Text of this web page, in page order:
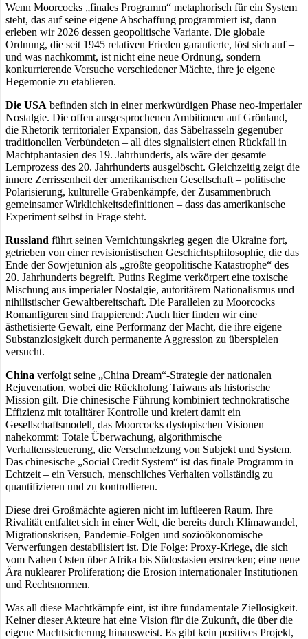
Wenn Moorcocks „finales Programm“ metaphorisch für ein System
steht, das auf seine eigene Abschaffung programmiert ist, dann
erleben wir 2026 dessen geopolitische Variante. Die globale
Ordnung, die seit 1945 relativen Frieden garantierte, löst sich auf –
und was nachkommt, ist nicht eine neue Ordnung, sondern
konkurrierende Versuche verschiedener Mächte, ihre je eigene
Hegemonie zu etablieren.
Die USA befinden sich in einer merkwürdigen Phase neo-imperialer
Nostalgie. Die offen ausgesprochenen Ambitionen auf Grönland,
die Rhetorik territorialer Expansion, das Säbelrasseln gegenüber
traditionellen Verbündeten – all dies signalisiert einen Rückfall in
Machtphantasien des 19. Jahrhunderts, als wäre der gesamte
Lernprozess des 20. Jahrhunderts ausgelöscht. Gleichzeitig zeigt die
innere Zerrissenheit der amerikanischen Gesellschaft – politische
Polarisierung, kulturelle Grabenkämpfe, der Zusammenbruch
gemeinsamer Wirklichkeitsdefinitionen – dass das amerikanische
Experiment selbst in Frage steht.
Russland führt seinen Vernichtungskrieg gegen die Ukraine fort,
getrieben von einer revisionistischen Geschichtsphilosophie, die das
Ende der Sowjetunion als „größte geopolitische Katastrophe“ des
20. Jahrhunderts begreift. Putins Regime verkörpert eine toxische
Mischung aus imperialer Nostalgie, autoritärem Nationalismus und
nihilistischer Gewaltbereitschaft. Die Parallelen zu Moorcocks
Romanfiguren sind frappierend: Auch hier finden wir eine
ästhetisierte Gewalt, eine Performanz der Macht, die ihre eigene
Substanzlosigkeit durch permanente Aggression zu überspielen
versucht.
China verfolgt seine „China Dream“-Strategie der nationalen
Rejuvenation, wobei die Rückholung Taiwans als historische
Mission gilt. Die chinesische Führung kombiniert technokratische
Effizienz mit totalitärer Kontrolle und kreiert damit ein
Gesellschaftsmodell, das Moorcocks dystopischen Visionen
nahekommt: Totale Überwachung, algorithmische
Verhaltenssteuerung, die Verschmelzung von Subjekt und System.
Das chinesische „Social Credit System“ ist das finale Programm in
Echtzeit – ein Versuch, menschliches Verhalten vollständig zu
quantifizieren und zu kontrollieren.
Diese drei Großmächte agieren nicht im luftleeren Raum. Ihre
Rivalität entfaltet sich in einer Welt, die bereits durch Klimawandel,
Migrationskrisen, Pandemie-Folgen und sozioökonomische
Verwerfungen destabilisiert ist. Die Folge: Proxy-Kriege, die sich
vom Nahen Osten über Afrika bis Südostasien erstrecken; eine neue
Ära nuklearer Proliferation; die Erosion internationaler Institutionen
und Rechtsnormen.
Was all diese Machtkämpfe eint, ist ihre fundamentale Ziellosigkeit.
Keiner dieser Akteure hat eine Vision für die Zukunft, die über die
eigene Machtsicherung hinausweist. Es gibt kein positives Projekt,